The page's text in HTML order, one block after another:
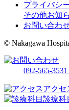
プライバシ
その他お知
お問い合わ
© Nakagawa
092-565-3531
アクセ
診療科